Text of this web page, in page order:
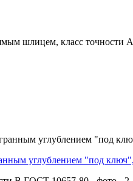
шлицем, класс
углублением "под